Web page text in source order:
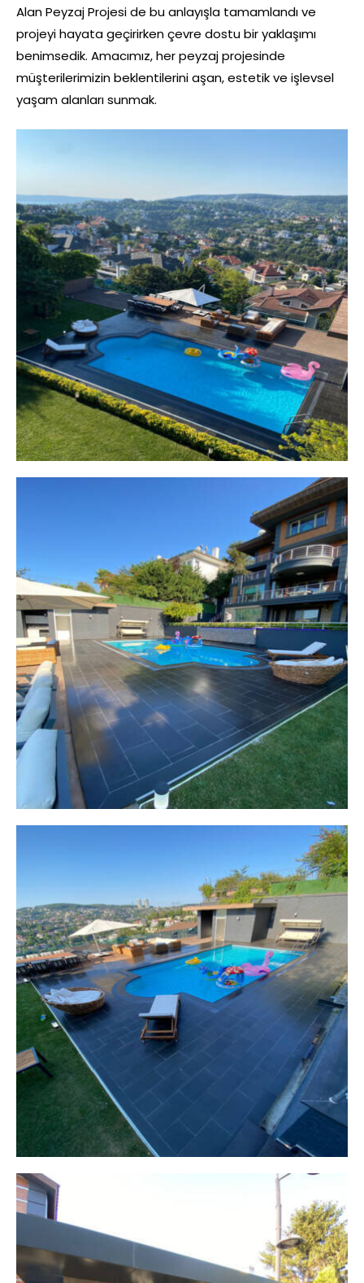
Alan Peyzaj Projesi de bu anlayışla tamamlandı ve
projeyi hayata geçirirken çevre dostu bir yaklaşımı
benimsedik. Amacımız, her peyzaj projesinde
müşterilerimizin beklentilerini aşan, estetik ve işlevsel
yaşam alanları sunmak.